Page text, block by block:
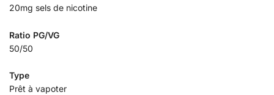
20mg sels de nicotine
Ratio PG/VG
50/50
Type
Prêt à vapoter